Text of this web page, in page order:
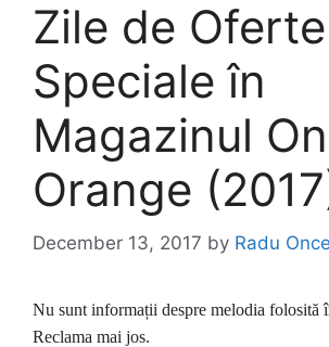
Zile de Oferte
Speciale în
Magazinul
Orange
December 13, 2017 by Radu
Nu sunt informații despre melodia folosită
Reclama mai jos.